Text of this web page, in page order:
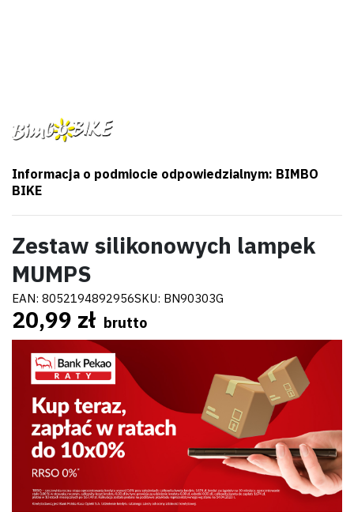
Informacja o podmiocie odpowiedzialnym: BIMBO
BIKE
Zestaw silikonowych lampek
MUMPS
EAN: 8052194892956SKU: BN90303G
20,99 zł brutto